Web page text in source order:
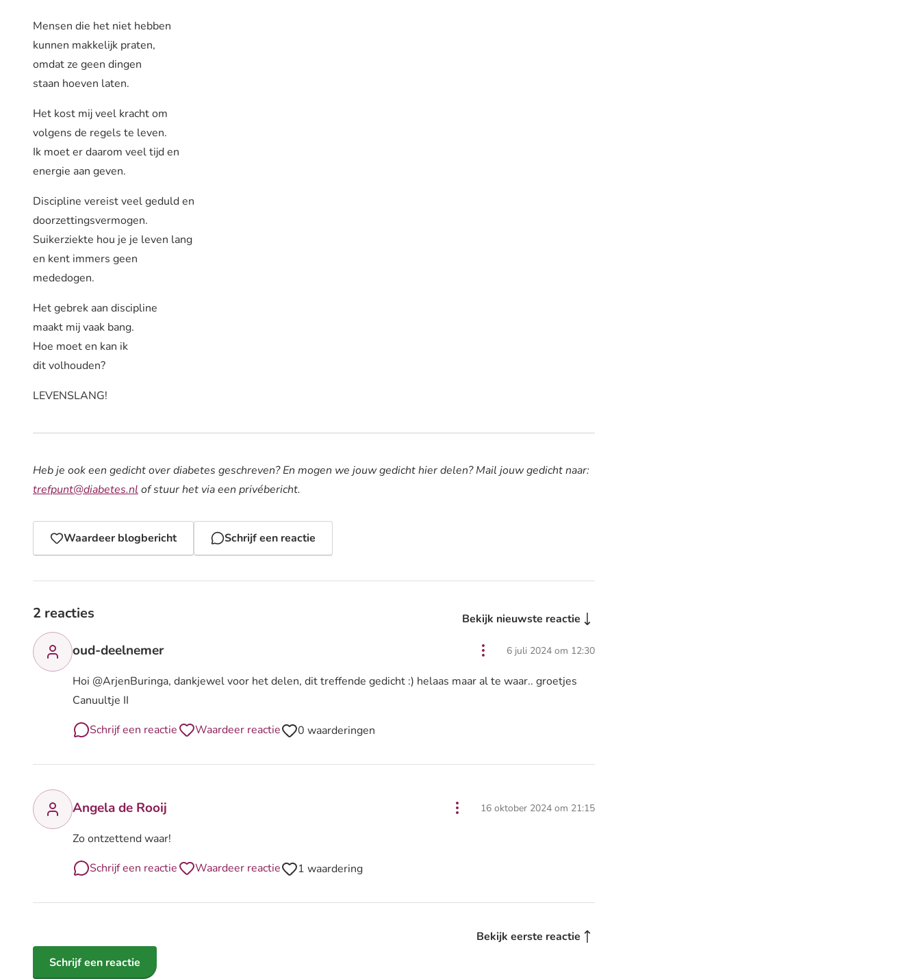
Mensen die het niet hebben
kunnen makkelijk praten,
omdat ze geen dingen
staan hoeven laten.
Het kost mij veel kracht om
volgens de regels te leven.
Ik moet er daarom veel tijd en
energie aan geven.
Discipline vereist veel geduld en
doorzettingsvermogen.
Suikerziekte hou je je leven lang
en kent immers geen
mededogen.
Het gebrek aan discipline
maakt mij vaak bang.
Hoe moet en kan ik
dit volhouden?
LEVENSLANG!
Heb je ook een gedicht over diabetes geschreven? En mogen we jouw gedicht hier delen? Mail jouw gedicht naar:
trefpunt@diabetes.nl of stuur het via een privébericht.
Waardeer blogbericht Schrijf een reactie
2 reacties Bekijk nieuwste reactie
oud-deelnemer 6 juli 2024 om 12:30
Hoi @ArjenBuringa, dankjewel voor het delen, dit treffende gedicht :) helaas maar al te waar.. groetjes
Canuultje II
Schrijf een reactie
Waardeer reactie 0 waarderingen
Angela de Rooij 16 oktober 2024 om 21:15
Zo ontzettend waar!
Schrijf een reactie
Waardeer reactie 1 waardering
Bekijk eerste reactie
Schrijf een reactie